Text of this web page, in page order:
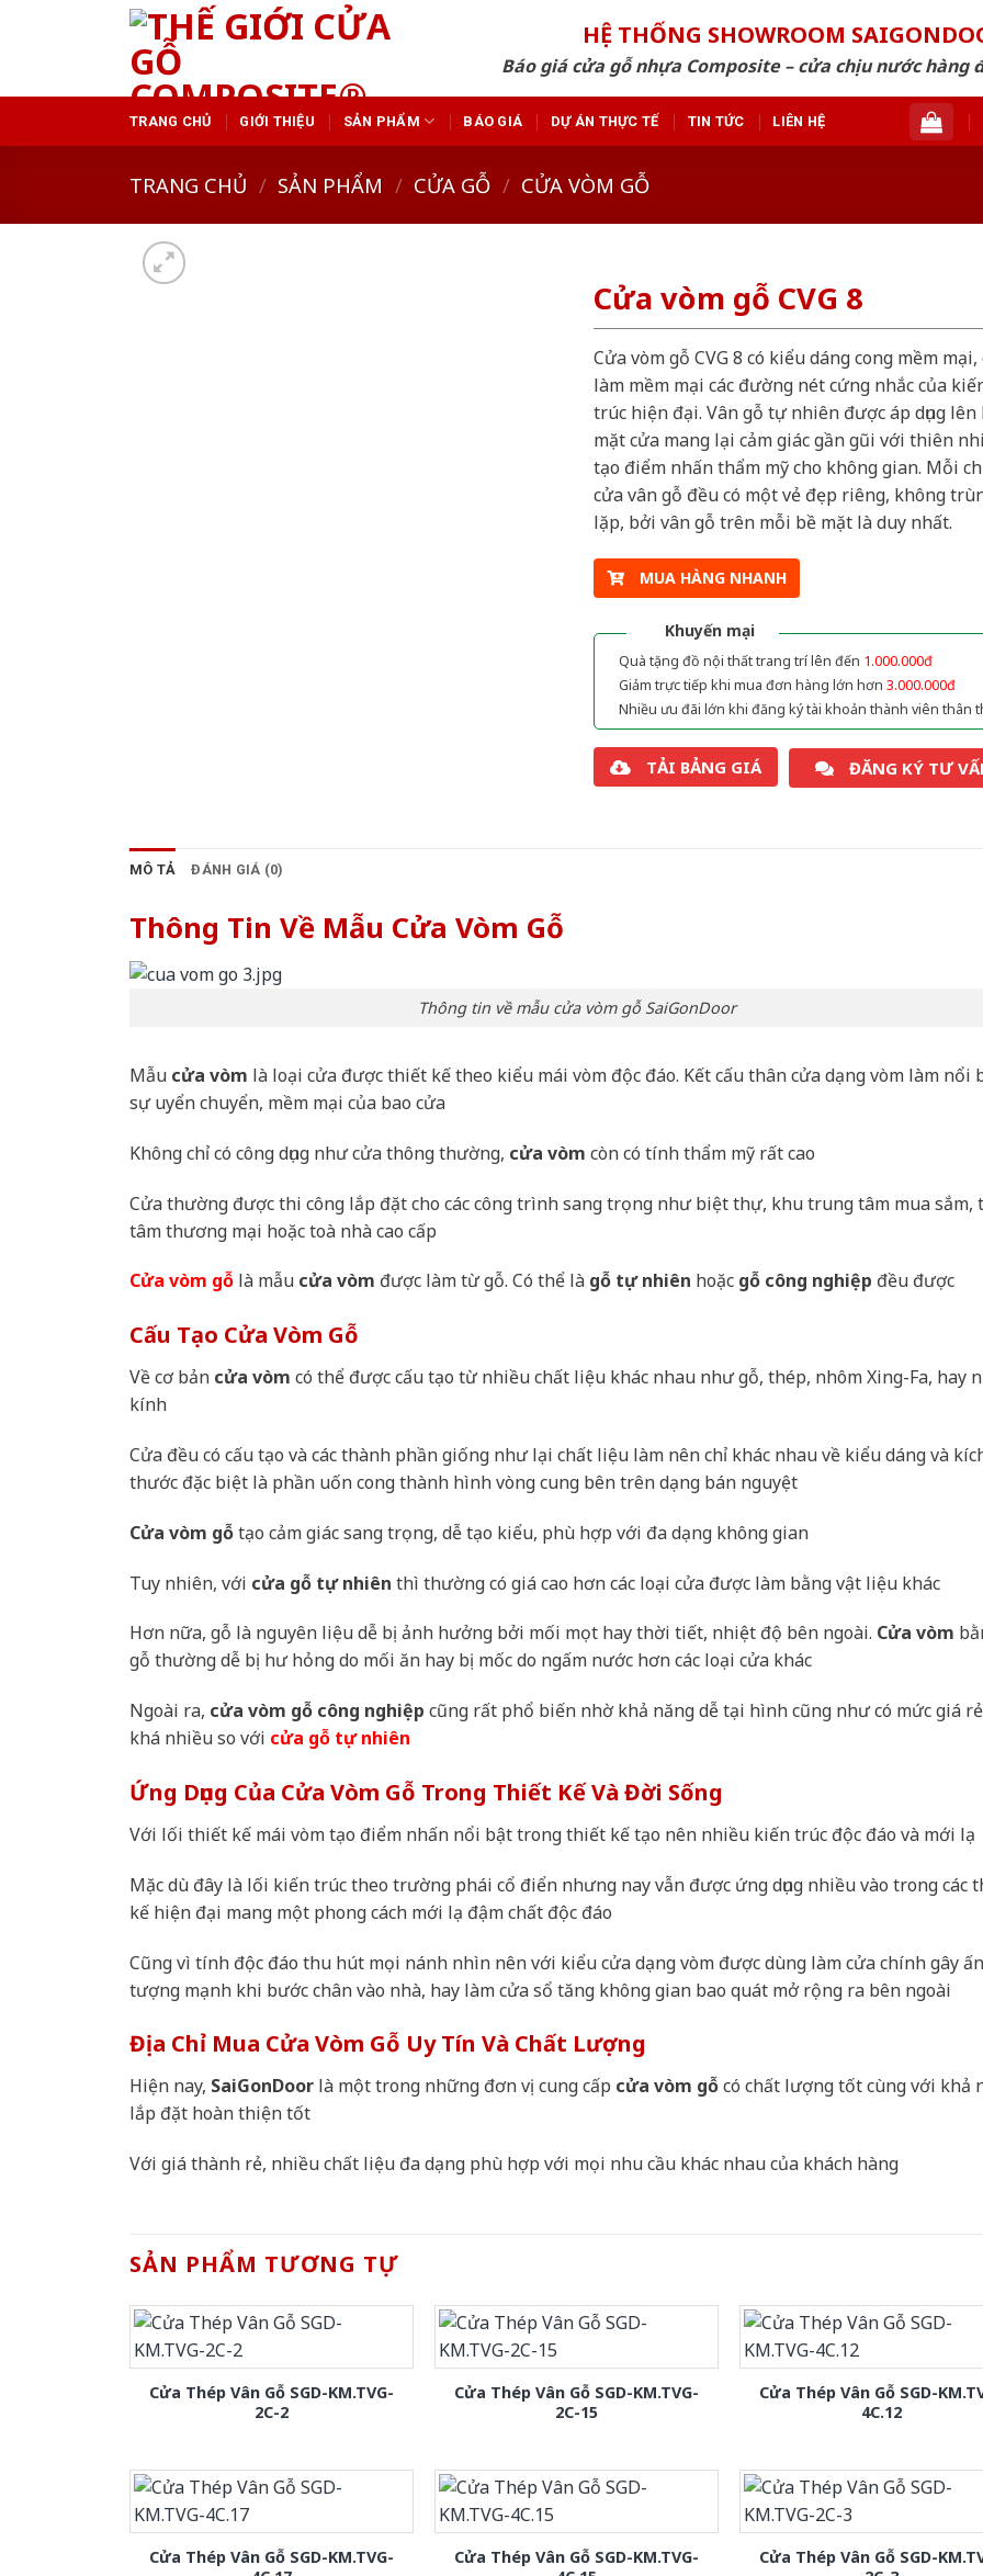
HỆ THỐNG SHOWROOM
Báo giá cửa gỗ nhựa Composite – cửa chịu nước hàng
TRANG CHỦ GIỚI THIỆU SẢN PHẨM BÁO GIÁ DỰ ÁN THỰC TẾ TIN TỨC LIÊN HỆ
TRANG CHỦ / SẢN PHẨM / CỬA GỖ / CỬA VÒM GỖ
Cửa vòm gỗ CVG 8
Cửa vòm gỗ CVG 8 có kiểu dáng cong mềm
làm mềm mại các đường nét cứng nhắc của
trúc hiện đại. Vân gỗ tự nhiên được áp dụng lên
mặt cửa mang lại cảm giác gần gũi với thiên
tạo điểm nhấn thẩm mỹ cho không gian. Mỗi
cửa vân gỗ đều có một vẻ đẹp riêng, không
lặp, bởi vân gỗ trên mỗi bề mặt là duy nhất.
MUA HÀNG NHANH
Khuyến mại
Quà tặng đồ nội thất trang trí lên đến 1.000.000đ
Giảm trực tiếp khi mua đơn hàng lớn hơn 3.000.000đ
Nhiều ưu đãi lớn khi đăng ký tài khoản thành viên thân
TẢI BẢNG GIÁ ĐĂNG KÝ TƯ
MÔ TẢ ĐÁNH GIÁ (0)
Thông Tin Về Mẫu Cửa Vòm Gỗ
Thông tin về mẫu cửa vòm gỗ SaiGonDoor
Mẫu cửa vòm là loại cửa được thiết kế theo kiểu mái vòm độc đáo. Kết cấu thân cửa dạng vòm làm nổi
sự uyển chuyển, mềm mại của bao cửa
Không chỉ có công dụng như cửa thông thường, cửa vòm còn có tính thẩm mỹ rất cao
Cửa thường được thi công lắp đặt cho các công trình sang trọng như biệt thự, khu trung tâm mua sắm,
tâm thương mại hoặc toà nhà cao cấp
Cửa vòm gỗ là mẫu cửa vòm được làm từ gỗ. Có thể là gỗ tự nhiên hoặc gỗ công nghiệp đều được
Cấu Tạo Cửa Vòm Gỗ
Về cơ bản cửa vòm có thể được cấu tạo từ nhiều chất liệu khác nhau như gỗ, thép, nhôm Xing-Fa, hay
kính
Cửa đều có cấu tạo và các thành phần giống như lại chất liệu làm nên chỉ khác nhau về kiểu dáng và
thước đặc biệt là phần uốn cong thành hình vòng cung bên trên dạng bán nguyệt
Cửa vòm gỗtạo cảm giác sang trọng, dễ tạo kiểu, phù hợp với đa dạng không gian
Tuy nhiên, với cửa gỗ tự nhiên thì thường có giá cao hơn các loại cửa được làm bằng vật liệu khác
Hơn nữa, gỗ là nguyên liệu dễ bị ảnh hưởng bởi mối mọt hay thời tiết, nhiệt độ bên ngoài. Cửa vòm
gỗ thường dễ bị hư hỏng do mối ăn hay bị mốc do ngấm nước hơn các loại cửa khác
Ngoài ra, cửa vòm gỗ công nghiệp cũng rất phổ biến nhờ khả năng dễ tại hình cũng như có mức giá
khá nhiều so với cửa gỗ tự nhiên
Ứng Dụng Của Cửa Vòm Gỗ Trong Thiết Kế Và Đời Sống
Với lối thiết kế mái vòm tạo điểm nhấn nổi bật trong thiết kế tạo nên nhiều kiến trúc độc đáo và mới lạ
Mặc dù đây là lối kiến trúc theo trường phái cổ điển nhưng nay vẫn được ứng dụng nhiều vào trong các
kế hiện đại mang một phong cách mới lạ đậm chất độc đáo
Cũng vì tính độc đáo thu hút mọi nánh nhìn nên với kiểu cửa dạng vòm được dùng làm cửa chính gây ấn
tượng mạnh khi bước chân vào nhà, hay làm cửa sổ tăng không gian bao quát mở rộng ra bên ngoài
Địa Chỉ Mua Cửa Vòm Gỗ Uy Tín Và Chất Lượng
Hiện nay, SaiGonDoor là một trong những đơn vị cung cấp cửa vòm gỗcó chất lượng tốt cùng với khả
lắp đặt hoàn thiện tốt
Với giá thành rẻ, nhiều chất liệu đa dạng phù hợp với mọi nhu cầu khác nhau của khách hàng
SẢN PHẨM TƯƠNG TỰ
Cửa Thép Vân Gỗ SGD-KM.TVG-
2C-2
Cửa Thép Vân Gỗ SGD-KM.TVG-
2C-15
Cửa Thép Vân Gỗ SGD-
4C.12
Cửa Thép Vân Gỗ SGD-KM.TVG-
Cửa Thép Vân Gỗ SGD-KM.TVG-
Cửa Thép Vân Gỗ SGD-